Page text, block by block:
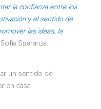
la confianza entre los
y el sentido de
las ideas, la
Speranza.
un sentido de
en casa.